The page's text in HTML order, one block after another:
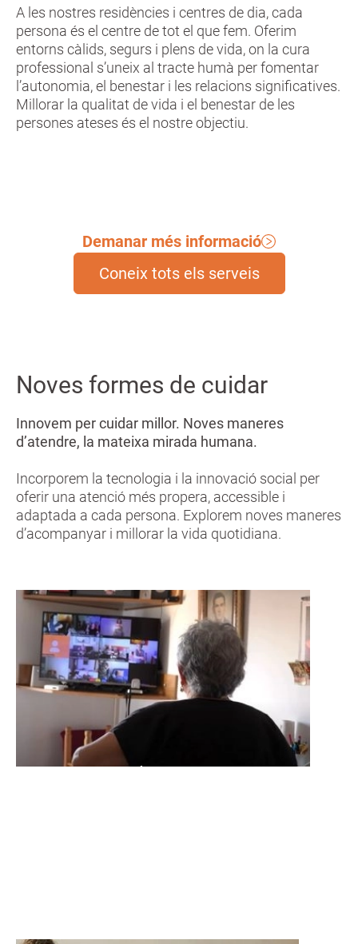
A les nostres residències i centres de dia, cada
persona és el centre de tot el que fem. Oferim
entorns càlids, segurs i plens de vida, on la cura
professional s’uneix al tracte humà per fomentar
l’autonomia, el benestar i les relacions significatives.
Millorar la qualitat de vida i el benestar de les
persones ateses és el nostre objectiu.
Demanar més informació
Coneix tots els serveis
Noves formes de cuidar
Innovem per cuidar millor. Noves maneres
d’atendre, la mateixa mirada humana.
Incorporem la tecnologia i la innovació social per
oferir una atenció més propera, accessible i
adaptada a cada persona. Explorem noves maneres
d’acompanyar i millorar la vida quotidiana.
Casal TV